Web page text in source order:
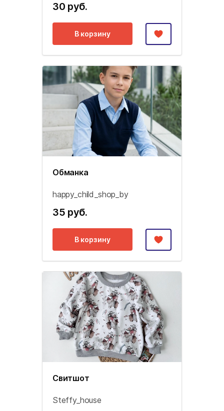
30 руб.
В корзину
Обманка
happy_child_shop_by
35 руб.
В корзину
Свитшот
Steffy_house